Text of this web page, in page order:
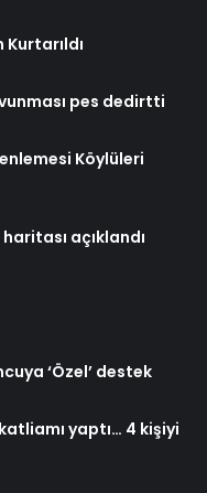
Kurtarıldı
pes dedirtti
Köylüleri
açıklandı
‘Özel’ destek
yaptı… 4 kişiyi